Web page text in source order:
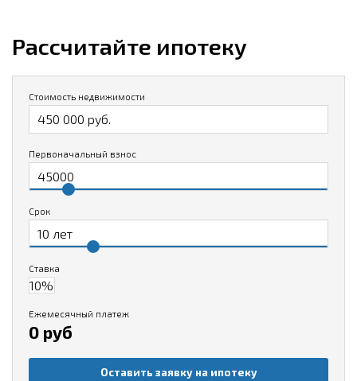
Рассчитайте ипотеку
Стоимость недвижимости
Первоначальный взнос
Срок
Ставка
Ежемесячный платеж
0 руб
Оставить заявку на ипотеку